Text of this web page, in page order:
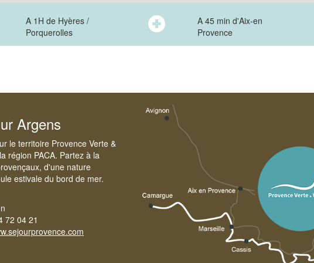
A 1H de Hyères /
Porquerolles
A 45 min d'Aix-en
Provence
Argens
le territoire Provence Verte &
région PACA. Partez à la
d'une nature
estivale du bord de mer.
72 04 21